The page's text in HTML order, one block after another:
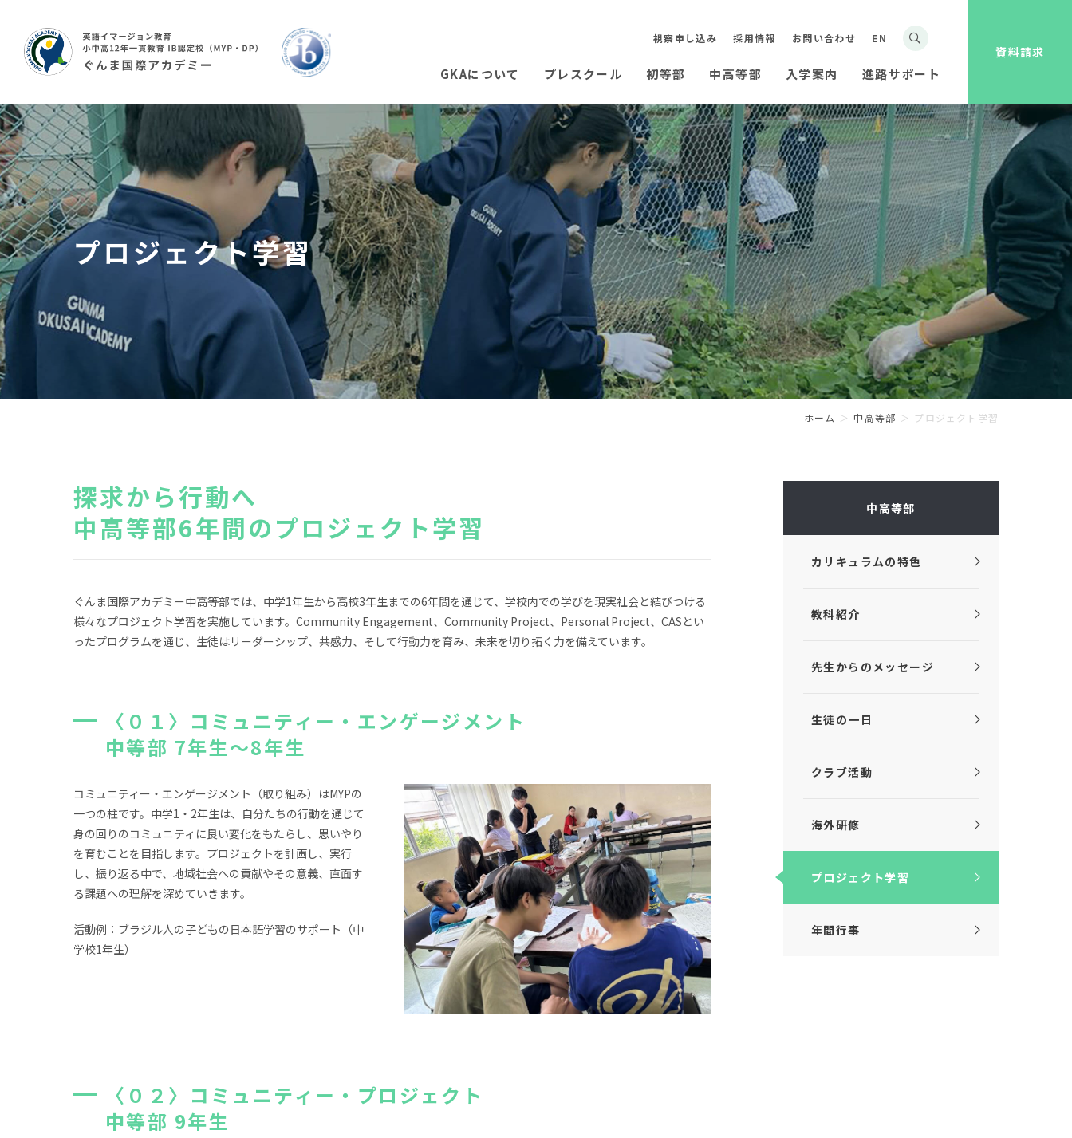
GKAについて プレスクール 初等部 中高等部 入学案内 進路サポート
EN
お問い合わせ
資料請求
採用情報
視察申し込み
プロジェクト学習
ホーム 中高等部 プロジェクト学習
探求から行動へ
中高等部6年間のプロジェクト学習
ぐんま国際アカデミー中高等部では、中学1年生から高校3年生までの6年間を通じて、学校内での学びを現実社会と結びつける
様々なプロジェクト学習を実施しています。Community Engagement、Community Project、Personal Project、CASとい
ったプログラムを通じ、生徒はリーダーシップ、共感力、そして行動力を育み、未来を切り拓く力を備えています。
〈０１〉コミュニティー・エンゲージメント
中等部 7年生～8年生
コミュニティー・エンゲージメント（取り組み）はMYPの
一つの柱です。中学1・2年生は、自分たちの行動を通じて
身の回りのコミュニティに良い変化をもたらし、思いやり
を育むことを目指します。プロジェクトを計画し、実行
し、振り返る中で、地域社会への貢献やその意義、直面す
る課題への理解を深めていきます。
活動例：ブラジル人の子どもの日本語学習のサポート（中
学校1年生）
〈０２〉コミュニティー・プロジェクト
中等部 9年生
中高等部
カリキュラムの特色
教科紹介
先生からのメッセージ
生徒の一日
クラブ活動
海外研修
プロジェクト学習
年間行事